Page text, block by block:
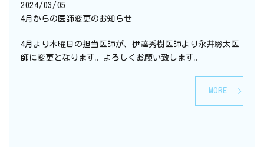
2024/03/05
4月からの医師変更のお知らせ
4月より木曜日の担当医師が、伊達秀樹医師より永井聡太医
師に変更となります。よろしくお願い致します。
MORE